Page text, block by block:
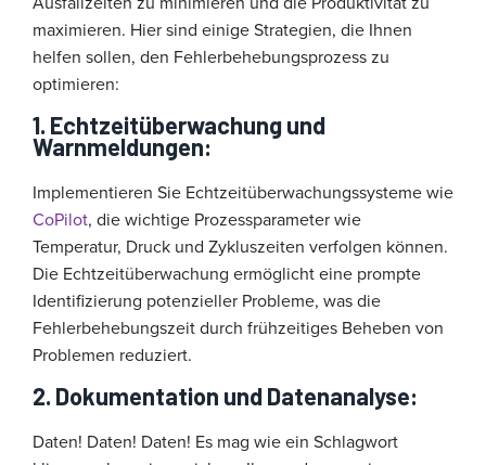
maximieren. Hier sind einige Strategien, die Ihnen
helfen sollen, den Fehlerbehebungsprozess zu
optimieren:
1. Echtzeitüberwachung und
Warnmeldungen:
Implementieren Sie Echtzeitüberwachungssysteme wie
CoPilot, die wichtige Prozessparameter wie
Temperatur, Druck und Zykluszeiten verfolgen können.
Die Echtzeitüberwachung ermöglicht eine prompte
Identifizierung potenzieller Probleme, was die
Fehlerbehebungszeit durch frühzeitiges Beheben von
Problemen reduziert.
2. Dokumentation und Datenanalyse:
Daten! Daten! Daten! Es mag wie ein Schlagwort